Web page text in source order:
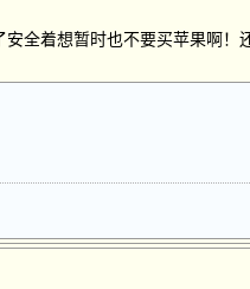
安全着想暂时也不要买苹果啊！